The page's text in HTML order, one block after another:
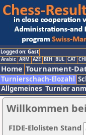
Logged on: Gast
Arabic ARM AZE BIH BUL CAT
Home Tournament-
Turnierschach-Elozahl
Allgemeines Turnier
Willkommen
FIDE-Elolisten Stand